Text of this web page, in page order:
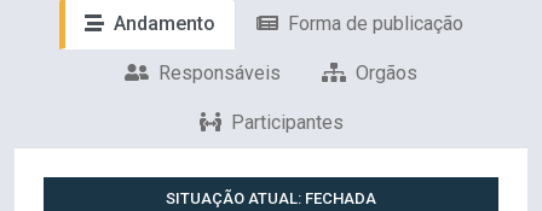
Andamento Forma de publicação
Responsáveis Orgãos
Participantes
SITUAÇÃO ATUAL: FECHADA